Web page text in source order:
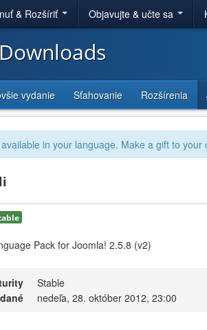
& Rozšíriť Objavujte & učte sa
vydanie Sťahovanie Rozšírenia
in your language. Make a gift to
Pack for Joomla! 2.5.8 (v2)
Stable
nedeľa, 28. október 2012, 23:00